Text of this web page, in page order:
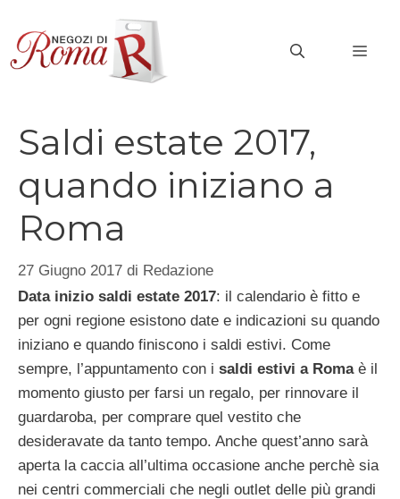
contenuto
Saldi estate 2017,
quando iniziano a
Roma
27 Giugno 2017 di Redazione
Data inizio saldi estate 2017: il calendario è fitto e
per ogni regione esistono date e indicazioni su quando
iniziano e quando finiscono i saldi estivi. Come
sempre, l’appuntamento con i saldi estivi a Roma è il
momento giusto per farsi un regalo, per rinnovare il
guardaroba, per comprare quel vestito che
desideravate da tanto tempo. Anche quest’anno sarà
aperta la caccia all’ultima occasione anche perchè sia
nei centri commerciali che negli outlet delle più grandi